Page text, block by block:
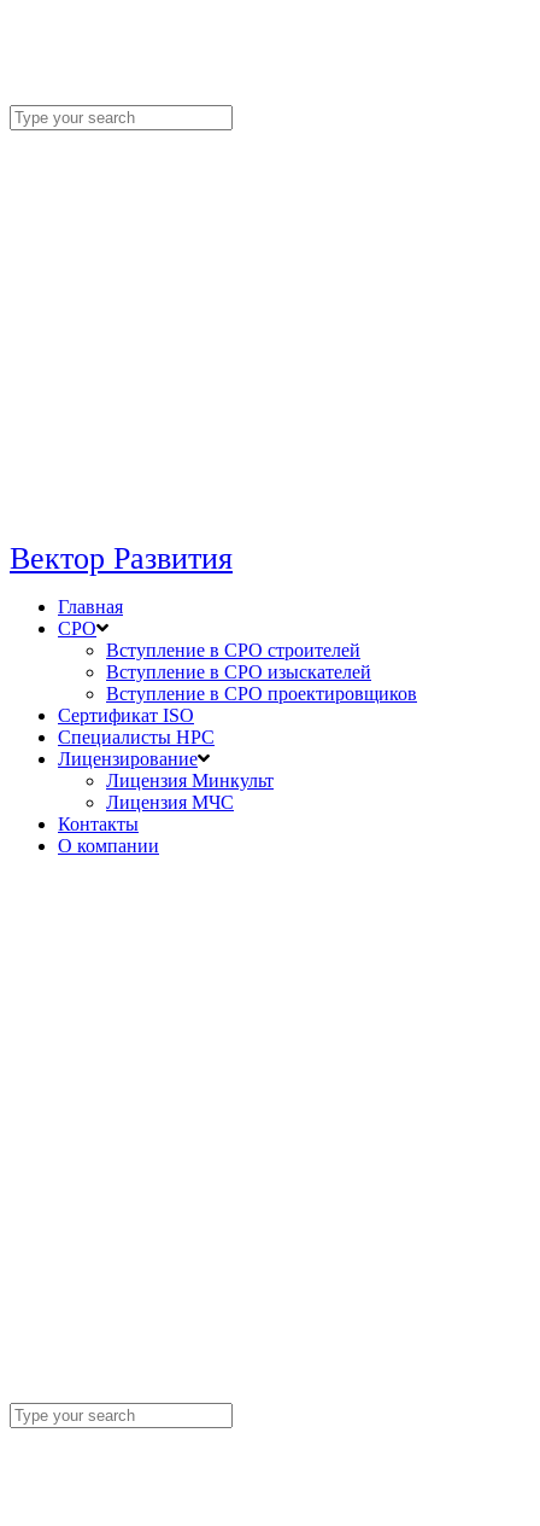
Вектор Развития
Главная
СРО
Вступление в СРО строителей
Вступление в СРО изыскателей
Вступление в СРО проектировщиков
Сертификат ISO
Специалисты НРС
Лицензирование
Лицензия Минкульт
Лицензия МЧС
Контакты
О компании